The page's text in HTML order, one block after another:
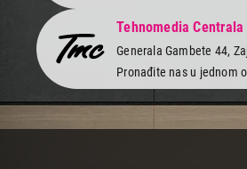
Tehnomedia Centrala
Generala Gambete 44,
Pronađite nas u jednom